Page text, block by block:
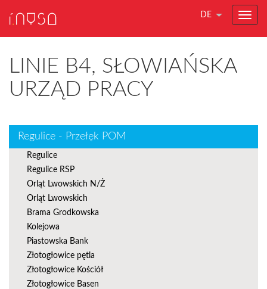
DE
LINIE B4, SŁOWIAŃSKA
URZĄD PRACY
Regulice - Przełęk POM
Regulice
Regulice RSP
Orląt Lwowskich N/Ż
Orląt Lwowskich
Brama Grodkowska
Kolejowa
Piastowska Bank
Złotogłowice pętla
Złotogłowice Kościół
Złotogłowice Basen